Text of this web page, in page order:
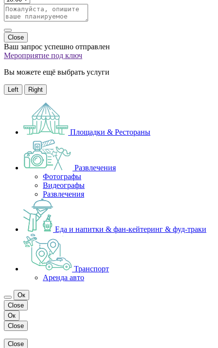
Close
Ваш запрос успешно отправлен
Мероприятие под ключ
Вы можете ещё выбрать услуги
Left Right
Площадки & Рестораны
Развлечения
Фотографы
Видеографы
Развлечения
Еда и напитки & фан-кейтеринг & фуд-траки
Транспорт
Аренда авто
Ок
Close
Ок
Close
Close